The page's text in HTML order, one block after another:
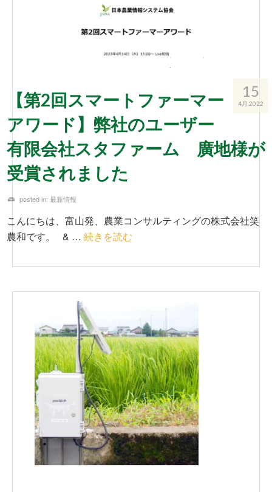
15
4月 2022
【第2回スマートファーマー
アワード】弊社のユーザー
有限会社スタファーム 廣地様が
受賞されました
posted in: 最新情報
こんにちは、富山発、農業コンサルティングの株式会社笑
農和です。 & … 続きを読む